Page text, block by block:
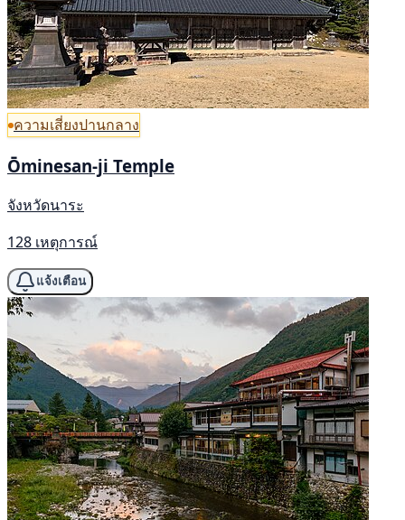
ความเสี่ยงปานกลาง
Ōminesan-ji Temple
จังหวัดนาระ
128 เหตุการณ์
แจ้งเตือน